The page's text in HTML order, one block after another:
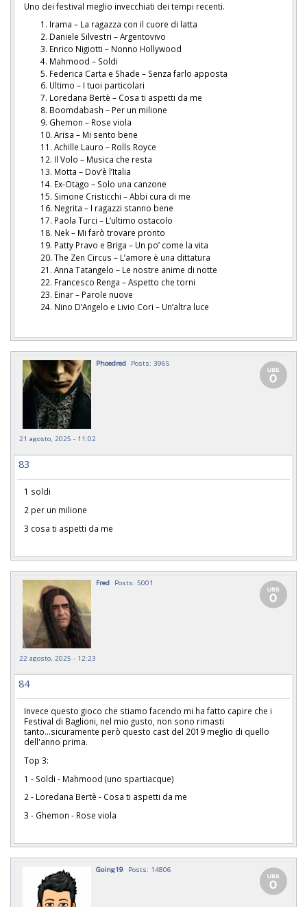
Uno dei festival meglio invecchiati dei tempi recenti.
Irama – La ragazza con il cuore di latta
Daniele Silvestri – Argentovivo
Enrico Nigiotti – Nonno Hollywood
Mahmood – Soldi
Federica Carta e Shade – Senza farlo apposta
Ultimo – I tuoi particolari
Loredana Bertè – Cosa ti aspetti da me
Boomdabash – Per un milione
Ghemon – Rose viola
Arisa – Mi sento bene
Achille Lauro – Rolls Royce
Il Volo – Musica che resta
Motta – Dov’è l’Italia
Ex-Otago – Solo una canzone
Simone Cristicchi – Abbi cura di me
Negrita – I ragazzi stanno bene
Paola Turci – L’ultimo ostacolo
Nek – Mi farò trovare pronto
Patty Pravo e Briga – Un po’ come la vita
The Zen Circus – L’amore è una dittatura
Anna Tatangelo – Le nostre anime di notte
Francesco Renga – Aspetto che torni
Einar – Parole nuove
Nino D’Angelo e Livio Cori – Un’altra luce
Phoedred Posts: 3965
21 agosto, 2025 - 11:02
83
1 soldi
2 per un milione
3 cosa ti aspetti da me
Fred Posts: 5001
22 agosto, 2025 - 12:23
84
Invece questo gioco che stiamo facendo mi ha fatto capire che i
Festival di Baglioni, nel mio gusto, non sono rimasti
tanto...sicuramente però questo cast del 2019 meglio di quello
dell'anno prima.
Top 3:
1 - Soldi - Mahmood (uno spartiacque)
2 - Loredana Bertè - Cosa ti aspetti da me
3 - Ghemon - Rose viola
Going19 Posts: 14806